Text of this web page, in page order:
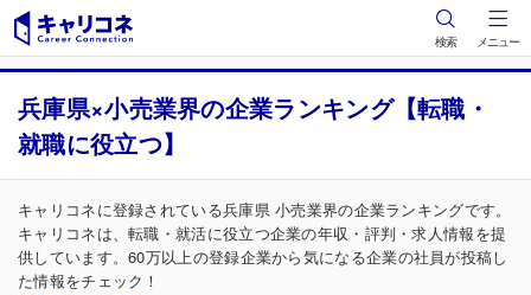
検索 メニュー
兵庫県×小売業界の企業ランキング【転職・
就職に役立つ】
キャリコネに登録されている兵庫県 小売業界の企業ランキングです。
キャリコネは、転職・就活に役立つ企業の年収・評判・求人情報を提
供しています。60万以上の登録企業から気になる企業の社員が投稿し
た情報をチェック！